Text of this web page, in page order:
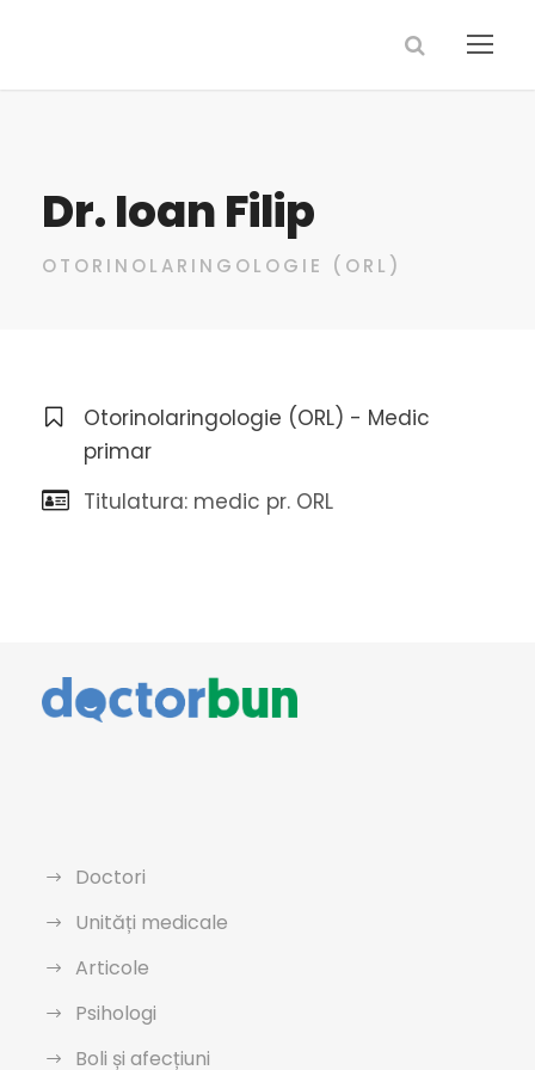
Dr. Ioan Filip
OTORINOLARINGOLOGIE (ORL)
Otorinolaringologie (ORL) - Medic
primar
Titulatura: medic pr. ORL
Doctori
Unități medicale
Articole
Psihologi
Boli și afecțiuni